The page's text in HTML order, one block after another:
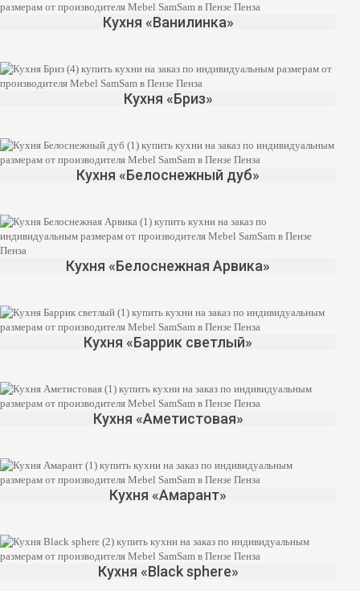
Кухня «Ванилинка»
Кухня «Бриз»
Кухня «Белоснежный дуб»
Кухня «Белоснежная Арвика»
Кухня «Баррик светлый»
Кухня «Аметистовая»
Кухня «Амарант»
Кухня «Black sphere»